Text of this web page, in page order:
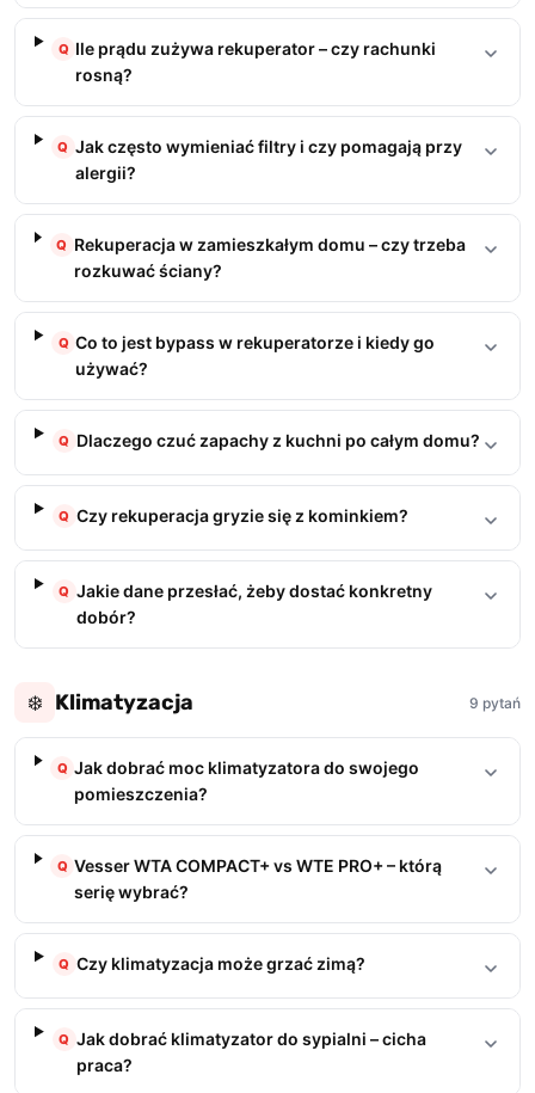
Q Ile prądu zużywa rekuperator – czy rachunki
rosną?
Q Jak często wymieniać filtry i czy pomagają przy
alergii?
Q Rekuperacja w zamieszkałym domu – czy trzeba
rozkuwać ściany?
Q Co to jest bypass w rekuperatorze i kiedy go
używać?
Q Dlaczego czuć zapachy z kuchni po całym domu?
Q Czy rekuperacja gryzie się z kominkiem?
Q Jakie dane przesłać, żeby dostać konkretny
dobór?
❄️ Klimatyzacja 9 pytań
Q Jak dobrać moc klimatyzatora do swojego
pomieszczenia?
Q Vesser WTA COMPACT+ vs WTE PRO+ – którą
serię wybrać?
Q Czy klimatyzacja może grzać zimą?
Q Jak dobrać klimatyzator do sypialni – cicha
praca?